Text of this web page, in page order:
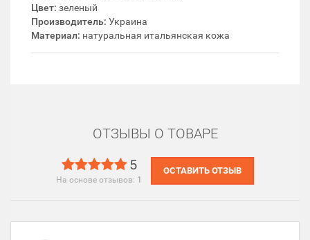
Цвет: зеленый
Производитель: Украина
Материал: натуральная итальянская кожа
ОТЗЫВЫ О ТОВАРЕ
5
На основе отзывов: 1
ОСТАВИТЬ ОТЗЫВ